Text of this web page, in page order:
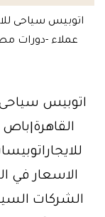
اتوبيس سياحى
عملاء -دورات
اتوبيس سياحى
الاسعار في